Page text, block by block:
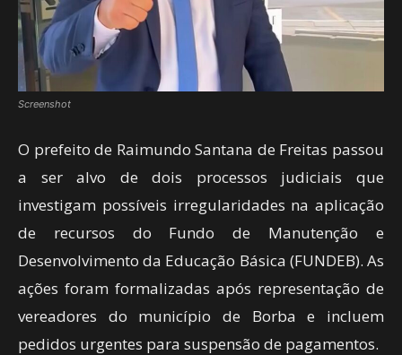
Screenshot
O prefeito de Raimundo Santana de Freitas passou
a ser alvo de dois processos judiciais que
investigam possíveis irregularidades na aplicação
de recursos do Fundo de Manutenção e
Desenvolvimento da Educação Básica (FUNDEB). As
ações foram formalizadas após representação de
vereadores do município de Borba e incluem
pedidos urgentes para suspensão de pagamentos.